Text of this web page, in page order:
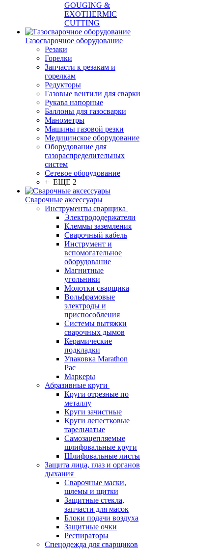
GOUGING &
EXOTHERMIC
CUTTING
Газосварочное оборудование
Резаки
Горелки
Запчасти к резакам и
горелкам
Редукторы
Газовые вентили для сварки
Рукава напорные
Баллоны для газосварки
Манометры
Машины газовой резки
Медицинское оборудование
Оборудование для
газораспределительных
систем
Сетевое оборудование
+ ЕЩЕ 2
Сварочные аксессуары
Инструменты сварщика
Электрододержатели
Клеммы заземления
Сварочный кабель
Инструмент и
вспомогательное
оборудование
Магнитные
угольники
Молотки сварщика
Вольфрамовые
электроды и
приспособления
Системы вытяжки
сварочных дымов
Керамические
подкладки
Упаковка Marathon
Pac
Маркеры
Абразивные круги
Круги отрезные по
металлу
Круги зачистные
Круги лепестковые
тарельчатые
Самозацепляемые
шлифовальные круги
Шлифовальные листы
Защита лица, глаз и органов
дыхания
Сварочные маски,
шлемы и щитки
Защитные стекла,
запчасти для масок
Блоки подачи воздуха
Защитные очки
Респираторы
Спецодежда для сварщиков